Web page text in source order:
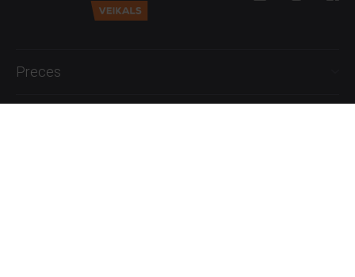
Preces